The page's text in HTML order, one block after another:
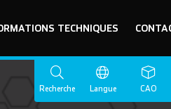
TECHNIQUES
Recherche Langue CAO